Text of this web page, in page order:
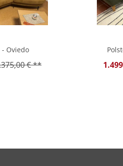
- Oviedo
€ **